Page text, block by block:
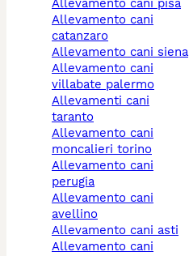
allevamento cani pisa
allevamento cani
catanzaro
allevamento cani siena
allevamento cani
villabate palermo
allevamenti cani
taranto
allevamento cani
moncalieri torino
allevamento cani
perugia
allevamento cani
avellino
allevamento cani asti
allevamento cani